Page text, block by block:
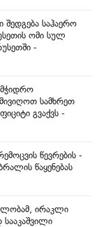
შედგება საჰაერო
ომი სულ
-
მჭიდრო
სამხრეთ
გვაქვს -
წევრების -
წაყენებას
ირაკლი
სააკაშვილი